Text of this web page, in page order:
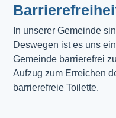
In unserer Gemeinde
Deswegen ist es uns
Gemeinde barrierefrei
Aufzug zum Erreichen
barrierefreie Toilette.